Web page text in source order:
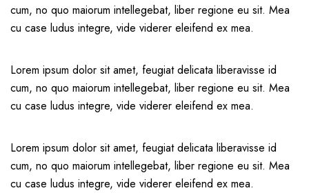
cum, no quo maiorum intellegebat, liber regione eu sit. Mea
cu case ludus integre, vide viderer eleifend ex mea.
Lorem ipsum dolor sit amet, feugiat delicata liberavisse id
cum, no quo maiorum intellegebat, liber regione eu sit. Mea
cu case ludus integre, vide viderer eleifend ex mea.
Lorem ipsum dolor sit amet, feugiat delicata liberavisse id
cum, no quo maiorum intellegebat, liber regione eu sit. Mea
cu case ludus integre, vide viderer eleifend ex mea.